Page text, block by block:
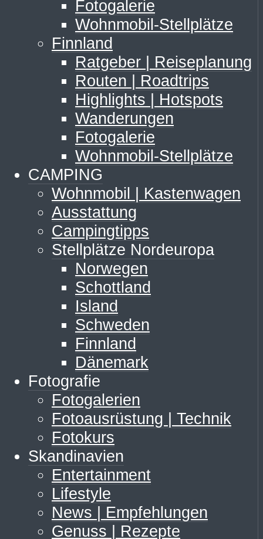
Fotogalerie
Wohnmobil-Stellplätze
Finnland
Ratgeber | Reiseplanung
Routen | Roadtrips
Highlights | Hotspots
Wanderungen
Fotogalerie
Wohnmobil-Stellplätze
CAMPING
Wohnmobil | Kastenwagen
Ausstattung
Campingtipps
Stellplätze Nordeuropa
Norwegen
Schottland
Island
Schweden
Finnland
Dänemark
Fotografie
Fotogalerien
Fotoausrüstung | Technik
Fotokurs
Skandinavien
Entertainment
Lifestyle
News | Empfehlungen
Genuss | Rezepte